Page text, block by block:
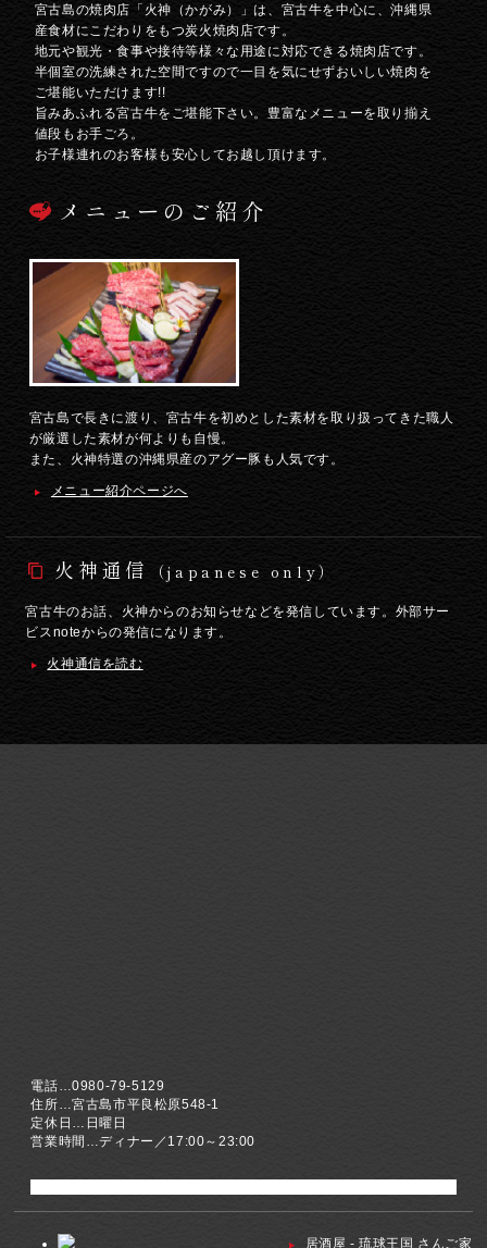
宮古島の焼肉店「火神（かがみ）」は、宮古牛を中心に、沖縄県
産食材にこだわりをもつ炭火焼肉店です。
地元や観光・食事や接待等様々な用途に対応できる焼肉店です。
半個室の洗練された空間ですので一目を気にせずおいしい焼肉を
ご堪能いただけます!!
旨みあふれる宮古牛をご堪能下さい。豊富なメニューを取り揃え
値段もお手ごろ。
お子様連れのお客様も安心してお越し頂けます。
メニューのご紹介
宮古島で長きに渡り、宮古牛を初めとした素材を取り扱ってきた職人
が厳選した素材が何よりも自慢。
また、火神特選の沖縄県産のアグー豚も人気です。
メニュー紹介ページへ
火神通信 （japanese only）
宮古牛のお話、火神からのお知らせなどを発信しています。外部サー
ビスnoteからの発信になります。
火神通信を読む
電話…0980-79-5129
住所…宮古島市平良松原548-1
定休日…日曜日
営業時間…ディナー／17:00～23:00
居酒屋 - 琉球王国 さんご家